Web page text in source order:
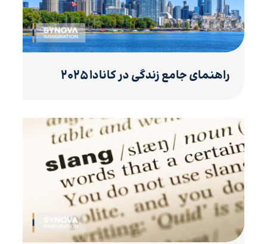
راهنمای جامع زندگی در کانادا ۲۰۲۵